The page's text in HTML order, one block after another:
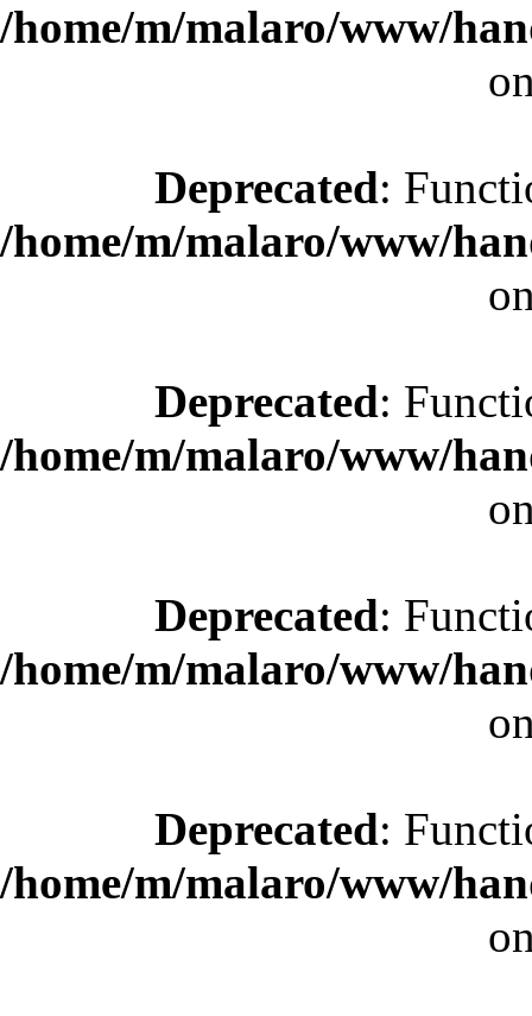
/home/m/malaro/www/
Deprecated:
/home/m/malaro/www/
Deprecated:
/home/m/malaro/www/
Deprecated:
/home/m/malaro/www/
Deprecated:
/home/m/malaro/www/